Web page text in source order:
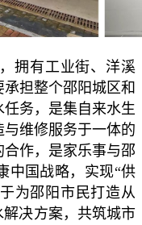
拥有工业街、洋溪
担整个邵阳城区和
务，是集自来水生
维修服务于一体的
作，是家乐事与邵
中国战略，实现“供
为邵阳市民打造从
决方案，共筑城市